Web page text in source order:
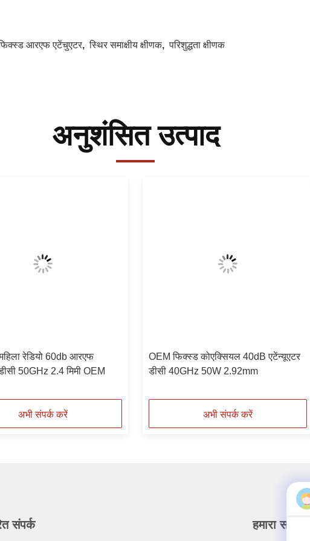
आरएफ एटेंचुएटर,स्थिर समाक्षीय क्षीणक,परिशुद्धता क्षीणक
अनुशंसित उत्पाद
रेडियो 60db आरएफ
50GHz 2.4 मिमी OEM
अभी संपर्क करें
OEM फिक्स्ड कोएक्सियल 40dB एटेंन्यूएटर
डीसी 40GHz 50W 2.92mm
अभी संपर्क करें
संपर्क हमारा